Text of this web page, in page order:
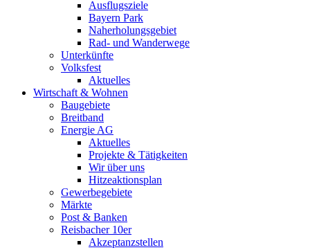
Ausflugsziele
Bayern Park
Naherholungsgebiet
Rad- und Wanderwege
Unterkünfte
Volksfest
Aktuelles
Wirtschaft & Wohnen
Baugebiete
Breitband
Energie AG
Aktuelles
Projekte & Tätigkeiten
Wir über uns
Hitzeaktionsplan
Gewerbegebiete
Märkte
Post & Banken
Reisbacher 10er
Akzeptanzstellen